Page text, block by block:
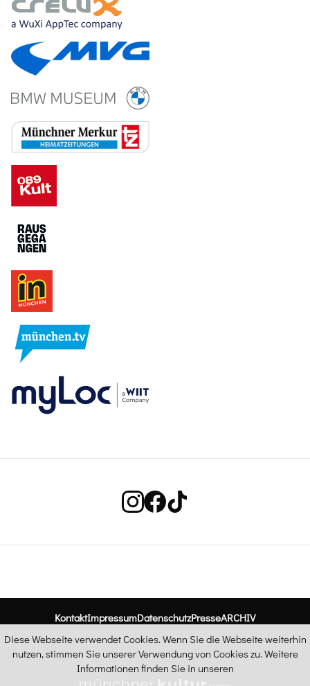
KontaktImpressumDatenschutzPresseARCHIV
Diese Webseite verwendet Cookies. Wenn Sie die Webseite weiterhin
nutzen, stimmen Sie unserer Verwendung von Cookies zu. Weitere
Informationen finden Sie in unseren